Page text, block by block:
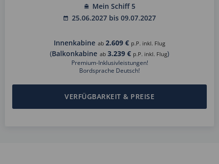
Mein Schiff 5
25.06.2027 bis 09.07.2027
Innenkabine ab 2.609 € p.P. inkl. Flug
(Balkonkabine ab 3.239 € p.P. inkl. Flug)
Premium-Inklusivleistungen!
Bordsprache Deutsch!
VERFÜGBARKEIT & PREISE